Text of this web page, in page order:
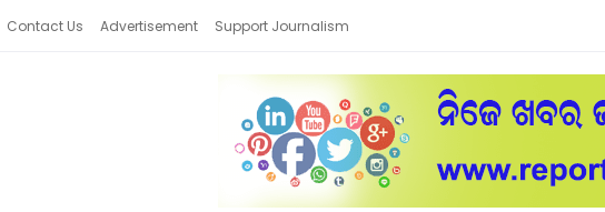
Contact Us Advertisement Support Journalism